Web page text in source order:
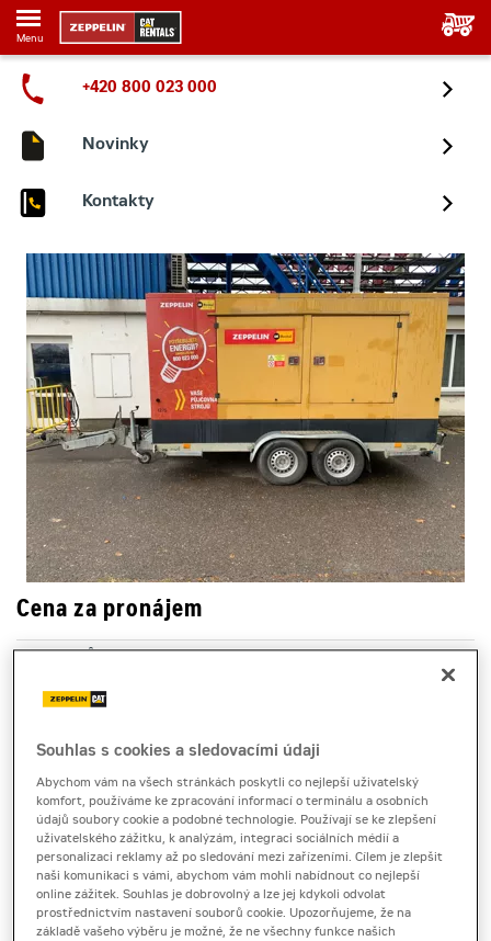
Menu
+420 800 023 000
Novinky
Kontakty
Cena za pronájem
6 120 Kč bez DPH
23 a více dnů
na dotaz bez DPH
na dotaz s DPH
Kauce
30 000 Kč
Souhlas s cookies a sledovacími údaji
Abychom vám na všech stránkách poskytli co nejlepší uživatelský
komfort, používáme ke zpracování informací o terminálu a osobních
údajů soubory cookie a podobné technologie. Používají se ke zlepšení
uživatelského zážitku, k analýzám, integraci sociálních médií a
personalizaci reklamy až po sledování mezi zařízeními. Cílem je zlepšit
naši komunikaci s vámi, abychom vám mohli nabídnout co nejlepší
online zážitek. Souhlas je dobrovolný a lze jej kdykoli odvolat
prostřednictvím nastavení souborů cookie. Upozorňujeme, že na
základě vašeho výběru je možné, že ne všechny funkce našich